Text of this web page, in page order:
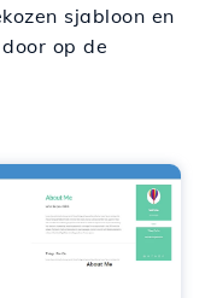
sjabloon en
op de